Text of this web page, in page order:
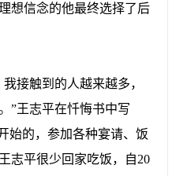
想信念的他最终选择了后
触到的人越来越多，
”王志平在忏悔书中写
始的，参加各种宴请、饭
志平很少回家吃饭，自20